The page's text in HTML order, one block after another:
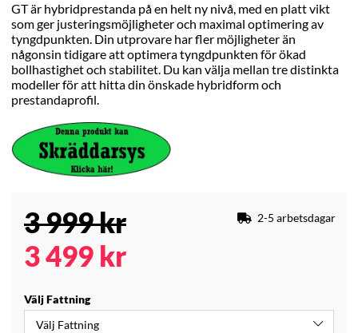
GT är hybridprestanda på en helt ny nivå, med en platt vikt
som ger justeringsmöjligheter och maximal optimering av
tyngdpunkten. Din utprovare har fler möjligheter än
någonsin tidigare att optimera tyngdpunkten för ökad
bollhastighet och stabilitet. Du kan välja mellan tre distinkta
modeller för att hitta din önskade hybridform och
prestandaprofil.
3 999kr
3 499 kr
2-5 arbetsdagar
Välj Fattning